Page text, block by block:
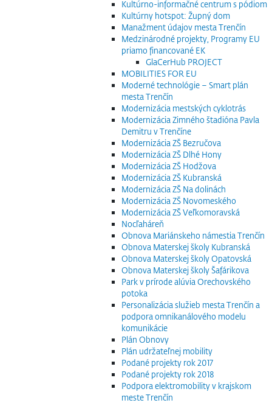
Kultúrno-informačné centrum s pódiom
Kultúrny hotspot: Župný dom
Manažment údajov mesta Trenčín
Medzinárodné projekty, Programy EU
priamo financované EK
GlaCerHub PROJECT
MOBILITIES FOR EU
Moderné technológie – Smart plán
mesta Trenčín
Modernizácia mestských cyklotrás
Modernizácia Zimného štadióna Pavla
Demitru v Trenčíne
Modernizácia ZŠ Bezručova
Modernizácia ZŠ Dlhé Hony
Modernizácia ZŠ Hodžova
Modernizácia ZŠ Kubranská
Modernizácia ZŠ Na dolinách
Modernizácia ZŠ Novomeského
Modernizácia ZŠ Veľkomoravská
Nocľaháreň
Obnova Mariánskeho námestia Trenčín
Obnova Materskej školy Kubranská
Obnova Materskej školy Opatovská
Obnova Materskej školy Šafárikova
Park v prírode alúvia Orechovského
potoka
Personalizácia služieb mesta Trenčín a
podpora omnikanálového modelu
komunikácie
Plán Obnovy
Plán udržateľnej mobility
Podané projekty rok 2017
Podané projekty rok 2018
Podpora elektromobility v krajskom
meste Trenčín